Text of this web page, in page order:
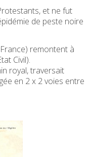
et ne fut
de peste noire
remontent à
Civil).
royal, traversait
en 2 x 2 voies entre